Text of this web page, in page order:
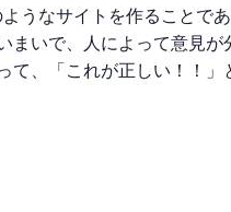
うなサイトを作ることで
いで、人によって意見が
、「これが正しい！！」